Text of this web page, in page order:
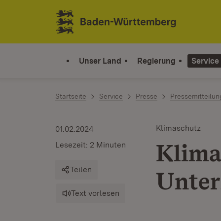
Zum Inhalt springen
Link zur Startseite
Unser Land Regierung Service
Startseite Service Presse
Klimaschutz
01.02.2024
Lesezeit: 2 Minuten
Teilen
Text vorlesen